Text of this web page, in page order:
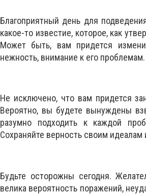
Благоприятный день для
какое-то известие, которое, как
Может быть, вам придется
нежность, внимание к его
Не исключено, что вам придется
Вероятно, вы будете вынуждены
разумно подходить к каждой
Сохраняйте верность своим
Будьте осторожны сегодня.
велика вероятность поражений,